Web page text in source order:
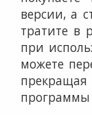
версии, а
тратите в
при
можете
программы